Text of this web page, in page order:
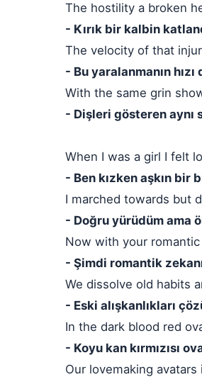
The hostility a broken
- Kırık bir kalbin
The velocity of that
- Bu yaralanmanın
With the same grin
- Dişleri gösteren aynı
When I was a girl I felt
- Ben kızken aşkın bir
I marched towards but
- Doğru yürüdüm ama
Now with your
- Şimdi romantik
We dissolve old habits
- Eski alışkanlıkları
In the dark blood red
- Koyu kan kırmızısı
Our lovemaking avatars